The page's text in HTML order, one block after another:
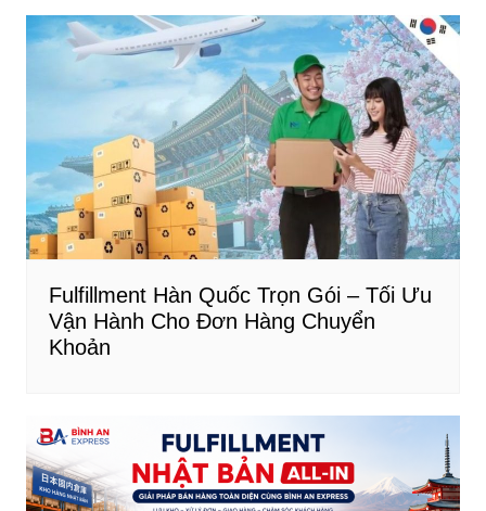
Fulfillment Hàn Quốc Trọn Gói – Tối Ưu
Vận Hành Cho Đơn Hàng Chuyển
Khoản